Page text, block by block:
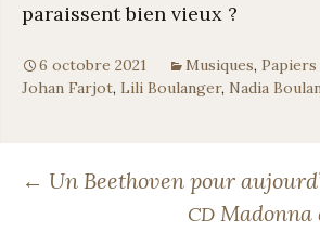
paraissent bien vieux ?
6 octobre 2021 Musiques, Papiers
Johan Farjot, Lili Boulanger, Nadia
Navigation
← Un Beethoven pour
CD Madonna